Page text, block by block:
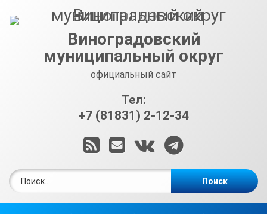
Виноградовский
муниципальный округ
официальный сайт
Тел:
+7 (81831) 2-12-34
RSSE-mailВКонтакте
Telegram